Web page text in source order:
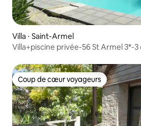
Villa ⋅ Saint-Armel
Villa+piscine
Coup de cœur voyageurs
Coup de cœur voyageurs